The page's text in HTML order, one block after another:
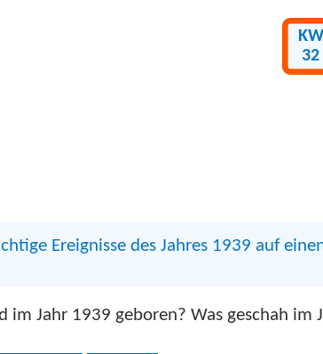
KW
32
Ereignisse des Jahres 1939 auf
Jahr 1939 geboren? Was geschah im